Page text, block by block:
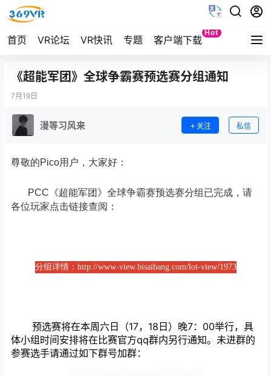
首页 VR论坛 VR快讯 专题 客户端下载
Hot
Quest
《超能军团》全球争霸赛预选赛分组通知
7月 19日
漫等习风来 关注 私信
尊敬的Pico用户，大家好：
PCC《超能军团》全球争霸赛预选赛分组已完成，请
各位玩家点击链接查阅：
分组详情：http://www-view.bisaibang.com/lot-view/1973
预选赛将在本周六日（17，18日）晚7：00举行，具
体小组时间安排将在比赛官方qq群内另行通知。未进群的
参赛选手请通过如下群号加群：